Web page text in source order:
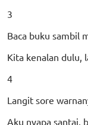
3
Baca buku sambil
Kita kenalan dulu,
4
Langit sore
Aku nyapa santai,